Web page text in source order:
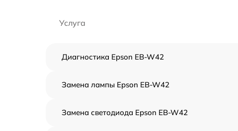
Услуга
Диагностика Epson EB-W42
Замена лампы Epson EB-W42
Замена светодиода Epson EB-W42